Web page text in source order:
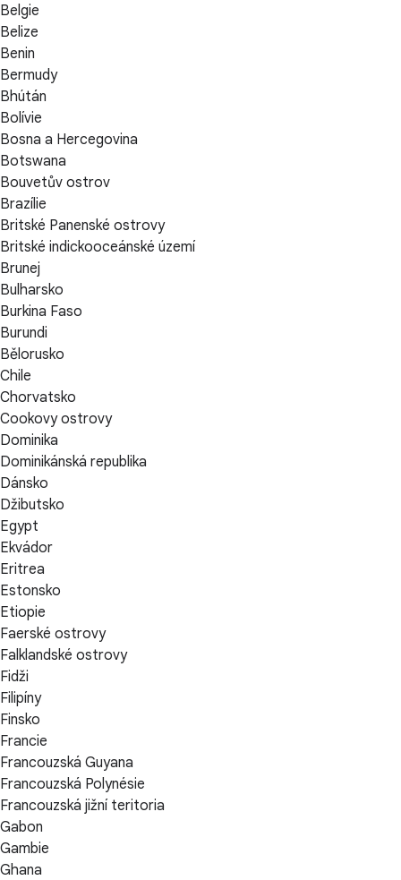
Belgie
Belize
Benin
Bermudy
Bhútán
Bolívie
Bosna a Hercegovina
Botswana
Bouvetův ostrov
Brazílie
Britské Panenské ostrovy
Britské indickooceánské území
Brunej
Bulharsko
Burkina Faso
Burundi
Bělorusko
Chile
Chorvatsko
Cookovy ostrovy
Dominika
Dominikánská republika
Dánsko
Džibutsko
Egypt
Ekvádor
Eritrea
Estonsko
Etiopie
Faerské ostrovy
Falklandské ostrovy
Fidži
Filipíny
Finsko
Francie
Francouzská Guyana
Francouzská Polynésie
Francouzská jižní teritoria
Gabon
Gambie
Ghana